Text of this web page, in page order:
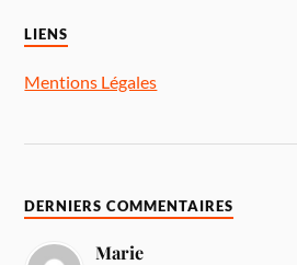
LIENS
Mentions Légales
DERNIERS COMMENTAIRES
Marie